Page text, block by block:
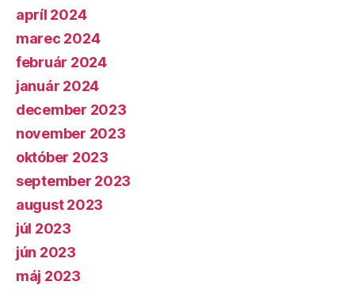
apríl 2024
marec 2024
február 2024
január 2024
december 2023
november 2023
október 2023
september 2023
august 2023
júl 2023
jún 2023
máj 2023